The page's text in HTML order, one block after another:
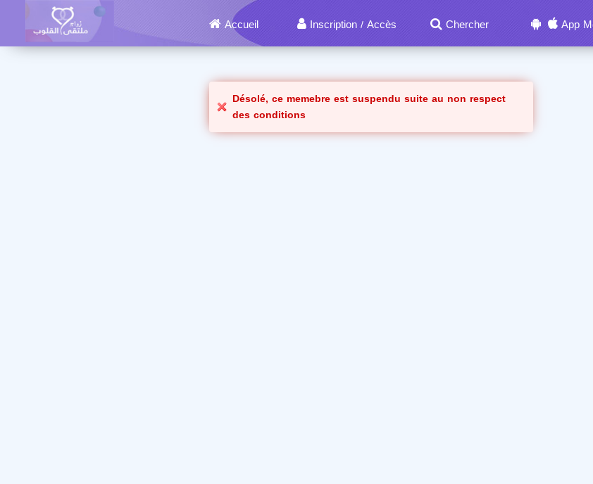
Accueil Inscription / Accès Chercher App
Désolé, ce memebre est suspendu suite au non respect
des conditions